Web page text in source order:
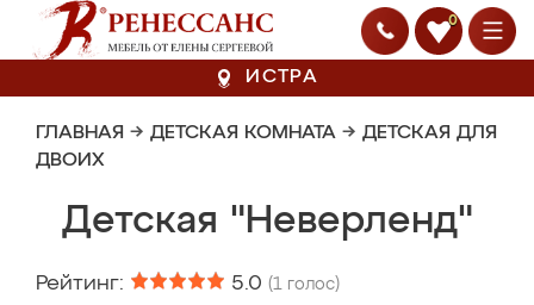
0
ИСТРА
ГЛАВНАЯ → ДЕТСКАЯ КОМНАТА → ДЕТСКАЯ ДЛЯ
ДВОИХ
Детская "Неверленд"
Рейтинг: 5.0 (1 голос)